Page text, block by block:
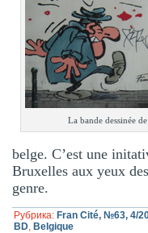
La bande dessinée
belge. C’est une
Bruxelles aux yeux
genre.
Рубрика: Fran Cité, №63, 4/
BD, Belgique